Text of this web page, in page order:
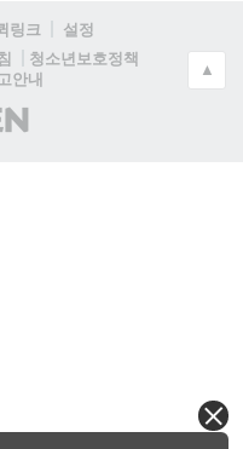
링크
설정
청소년보호정책
안내
▲